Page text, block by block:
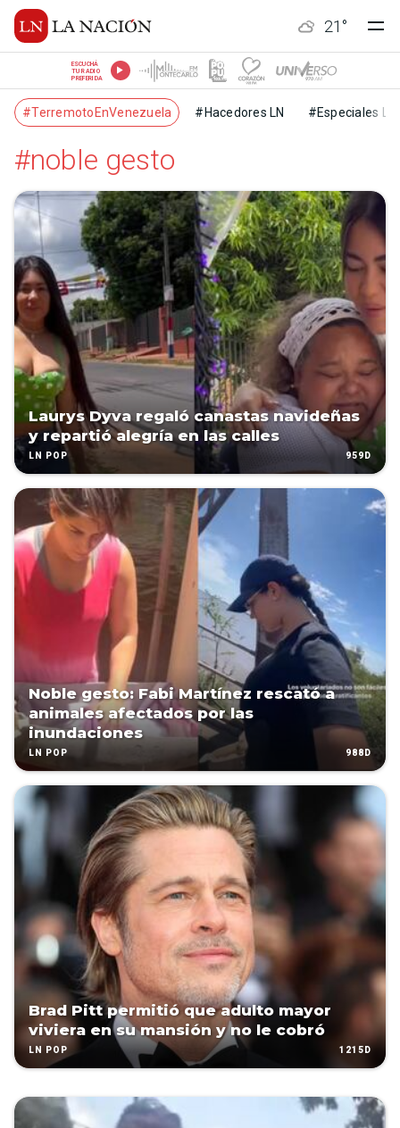
21 °
ESCUCHÁ
TU RADIO
PREFERIDA
#TerremotoEnVenezuela #Hacedores LN #Especiales LN
#noble gesto
Laurys Dyva regaló canastas navideñas
y repartió alegría en las calles
LN POP 959D
Noble gesto: Fabi Martínez rescató a
animales afectados por las
inundaciones
LN POP 988D
Brad Pitt permitió que adulto mayor
viviera en su mansión y no le cobró
LN POP 1215D